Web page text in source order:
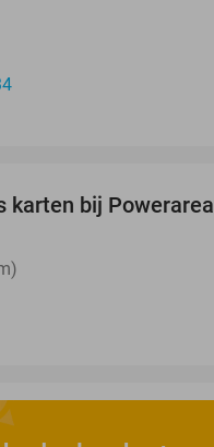
karten bij Powerarea